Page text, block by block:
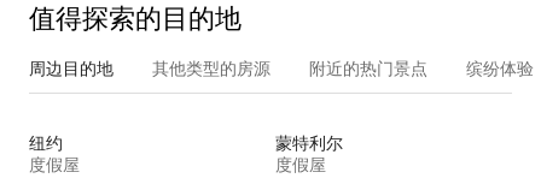
值得探索的目的地
周边目的地 其他类型的房源 附近的热门景点 缤纷体验
纽约
度假屋
蒙特利尔
度假屋